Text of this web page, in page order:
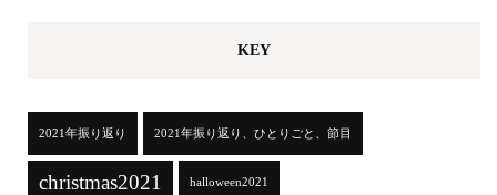
KEY
2021年振り返り 2021年振り返り、ひとりごと、節目
christmas2021 halloween2021